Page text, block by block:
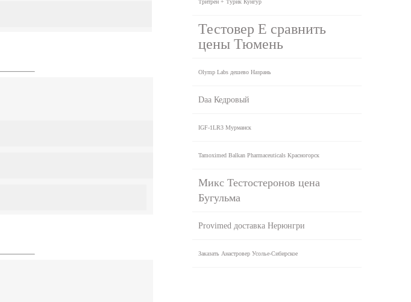
Тритрен + Турик Кунгур
Тестовер Е сравнить
цены Тюмень
Olymp Labs дешево Назрань
Daa Кедровый
IGF-1LR3 Мурманск
Tamoximed Balkan Pharmaceuticals Красногорск
Микс Тестостеронов цена
Бугульма
Provimed доставка Нерюнгри
Заказать Анастровер Усолье-Сибирское